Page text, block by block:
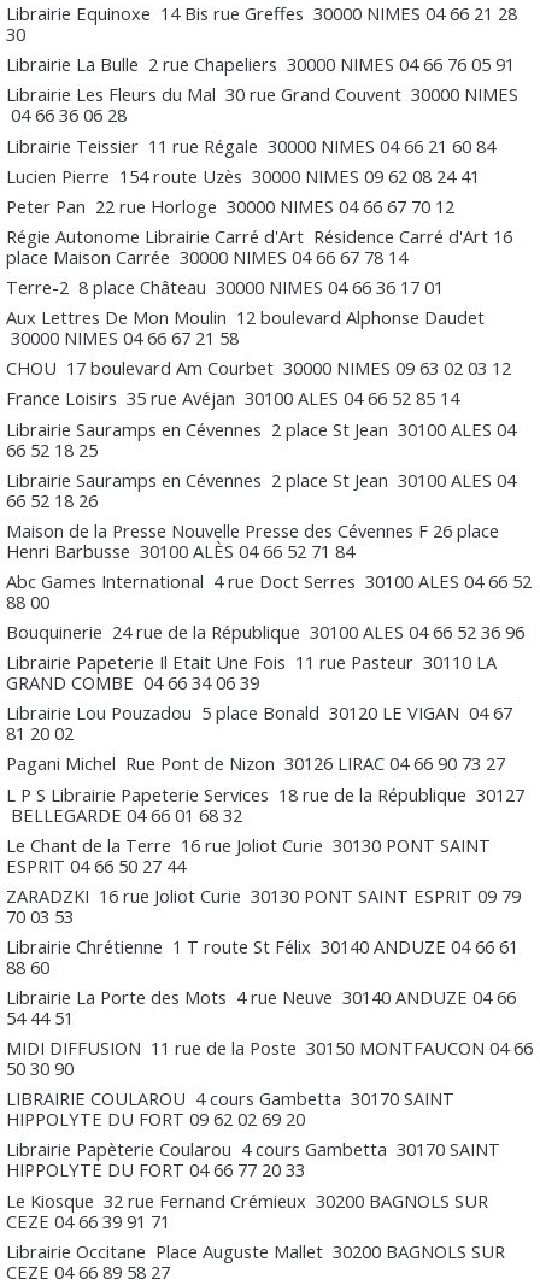
Librairie Equinoxe 14 Bis rue Greffes 30000 NIMES 04 66 21 28
30
Librairie La Bulle 2 rue Chapeliers 30000 NIMES 04 66 76 05 91
Librairie Les Fleurs du Mal 30 rue Grand Couvent 30000 NIMES
04 66 36 06 28
Librairie Teissier 11 rue Régale 30000 NIMES 04 66 21 60 84
Lucien Pierre 154 route Uzès 30000 NIMES 09 62 08 24 41
Peter Pan 22 rue Horloge 30000 NIMES 04 66 67 70 12
Régie Autonome Librairie Carré d'Art Résidence Carré d'Art 16
place Maison Carrée 30000 NIMES 04 66 67 78 14
Terre-2 8 place Château 30000 NIMES 04 66 36 17 01
Aux Lettres De Mon Moulin 12 boulevard Alphonse Daudet
30000 NIMES 04 66 67 21 58
CHOU 17 boulevard Am Courbet 30000 NIMES 09 63 02 03 12
France Loisirs 35 rue Avéjan 30100 ALES 04 66 52 85 14
Librairie Sauramps en Cévennes 2 place St Jean 30100 ALES 04
66 52 18 25
Librairie Sauramps en Cévennes 2 place St Jean 30100 ALES 04
66 52 18 26
Maison de la Presse Nouvelle Presse des Cévennes F 26 place
Henri Barbusse 30100 ALÈS 04 66 52 71 84
Abc Games International 4 rue Doct Serres 30100 ALES 04 66 52
88 00
Bouquinerie 24 rue de la République 30100 ALES 04 66 52 36 96
Librairie Papeterie Il Etait Une Fois 11 rue Pasteur 30110 LA
GRAND COMBE 04 66 34 06 39
Librairie Lou Pouzadou 5 place Bonald 30120 LE VIGAN 04 67
81 20 02
Pagani Michel Rue Pont de Nizon 30126 LIRAC 04 66 90 73 27
L P S Librairie Papeterie Services 18 rue de la République 30127
BELLEGARDE 04 66 01 68 32
Le Chant de la Terre 16 rue Joliot Curie 30130 PONT SAINT
ESPRIT 04 66 50 27 44
ZARADZKI 16 rue Joliot Curie 30130 PONT SAINT ESPRIT 09 79
70 03 53
Librairie Chrétienne 1 T route St Félix 30140 ANDUZE 04 66 61
88 60
Librairie La Porte des Mots 4 rue Neuve 30140 ANDUZE 04 66
54 44 51
MIDI DIFFUSION 11 rue de la Poste 30150 MONTFAUCON 04 66
50 30 90
LIBRAIRIE COULAROU 4 cours Gambetta 30170 SAINT
HIPPOLYTE DU FORT 09 62 02 69 20
Librairie Papèterie Coularou 4 cours Gambetta 30170 SAINT
HIPPOLYTE DU FORT 04 66 77 20 33
Le Kiosque 32 rue Fernand Crémieux 30200 BAGNOLS SUR
CEZE 04 66 39 91 71
Librairie Occitane Place Auguste Mallet 30200 BAGNOLS SUR
CEZE 04 66 89 58 27